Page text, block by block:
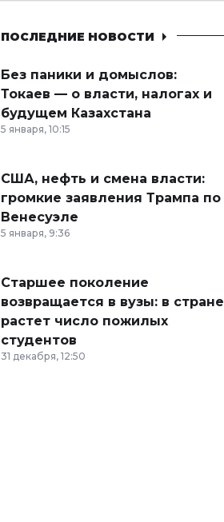
ПОСЛЕДНИЕ НОВОСТИ
Без паники и домыслов:
Токаев — о власти, налогах и
будущем Казахстана
5 января, 10:15
США, нефть и смена власти:
громкие заявления Трампа по
Венесуэле
5 января, 9:36
Старшее поколение
возвращается в вузы: в стране
растет число пожилых
студентов
31 декабря, 12:50